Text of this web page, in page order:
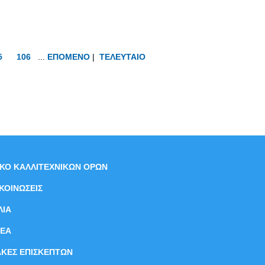
106 ΕΠΟΜΕΝΟ | ΤΕΛΕΥΤΑΙΟ
ΚΑΛΛΙΤΕΧΝΙΚΩΝ ΟΡΩΝ
ΕΠΙΣΚΕΠΤΩΝ